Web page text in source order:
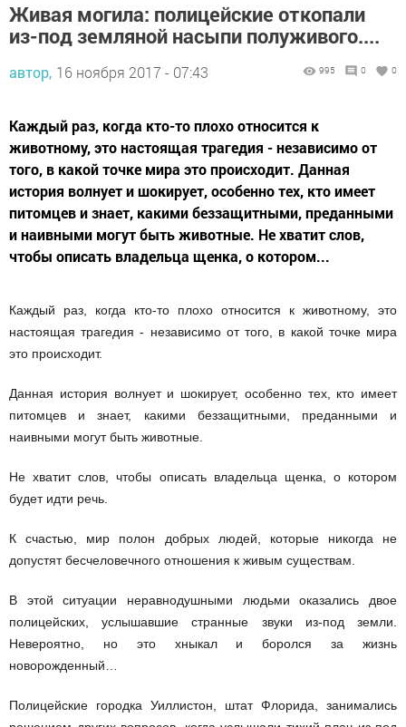
Живая могила: полицейские откопали
из-под земляной насыпи полуживого....
автор, 16 ноября 2017 - 07:43 995 0 0
Каждый раз, когда кто-то плохо относится к
животному, это настоящая трагедия - независимо от
того, в какой точке мира это происходит. Данная
история волнует и шокирует, особенно тех, кто имеет
питомцев и знает, какими беззащитными, преданными
и наивными могут быть животные. Не хватит слов,
чтобы описать владельца щенка, о котором...
Каждый раз, когда кто-то плохо относится к животному, это
настоящая трагедия - независимо от того, в какой точке мира
это происходит.
Данная история волнует и шокирует, особенно тех, кто имеет
питомцев и знает, какими беззащитными, преданными и
наивными могут быть животные.
Не хватит слов, чтобы описать владельца щенка, о котором
будет идти речь.
К счастью, мир полон добрых людей, которые никогда не
допустят бесчеловечного отношения к живым существам.
В этой ситуации неравнодушными людьми оказались двое
полицейских, услышавшие странные звуки из-под земли.
Невероятно, но это хныкал и боролся за жизнь
новорожденный…
Полицейские городка Уиллистон, штат Флорида, занимались